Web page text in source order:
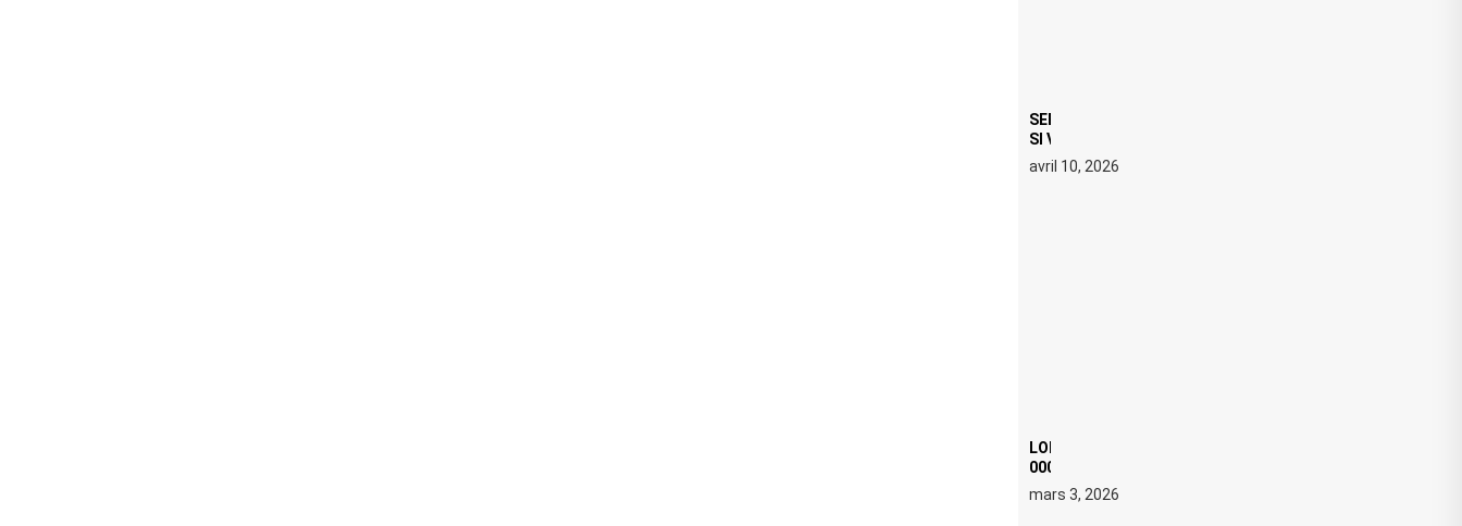
SERATO DJ PRO 4.0.6 : CE QUE ÇA CHANGE, MÊME
SI VOUS N’ÊTES NI DJ NI PRODUCTEUR·ICE
avril 10, 2026
LOI ANTI FREE PARTY : SIX MOIS DE PRISON ET 5
000 € D’AMENDE PROPOSÉS LE 9 AVRIL
mars 3, 2026